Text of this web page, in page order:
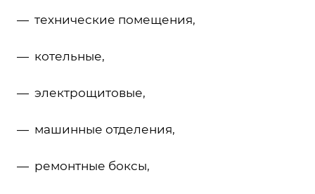
— технические помещения,
— котельные,
— электрощитовые,
— машинные отделения,
— ремонтные боксы,